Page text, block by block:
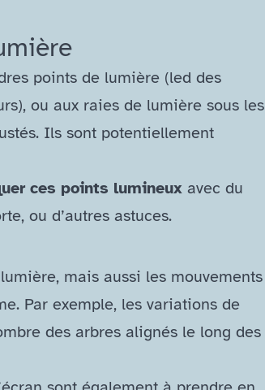
points de lumière (led des
ou aux raies de lumière sous les
Ils sont potentiellement
ces points lumineux avec du
ou d’autres astuces.
mais aussi les mouvements
Par exemple, les variations de
des arbres alignés le long des